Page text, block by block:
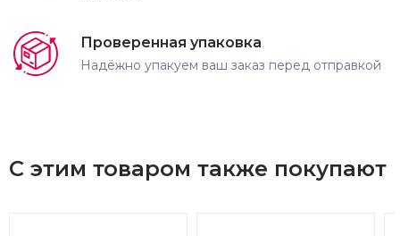
Проверенная упаковка
Надёжно упакуем ваш заказ перед отправкой
С этим товаром также покупают